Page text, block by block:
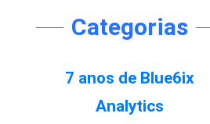
Categorias
7 anos de Blue6ix
Analytics